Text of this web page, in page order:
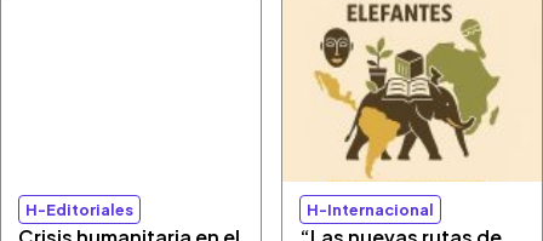
H-Editoriales H-Internacional